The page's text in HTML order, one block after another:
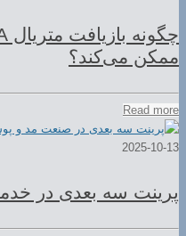
ممکن می‌کند؟
Read more
2025-10-13
پرینت سه بعدی در